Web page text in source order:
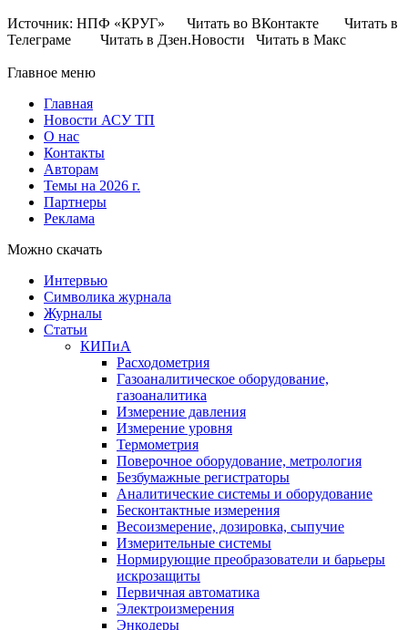
Источник: НПФ «КРУГ» Читать во ВКонтакте Читать в
Телеграме Читать в Дзен.Новости Читать в Макс
Главное меню
Главная
Новости АСУ ТП
О нас
Контакты
Авторам
Темы на 2026 г.
Партнеры
Реклама
Можно скачать
Интервью
Символика журнала
Журналы
Статьи
КИПиА
Расходометрия
Газоаналитическое оборудование,
газоаналитика
Измерение давления
Измерение уровня
Термометрия
Поверочное оборудование, метрология
Безбумажные регистраторы
Аналитические системы и оборудование
Бесконтактные измерения
Весоизмерение, дозировка, сыпучие
Измерительные системы
Нормирующие преобразователи и барьеры
искрозащиты
Первичная автоматика
Электроизмерения
Энкодеры